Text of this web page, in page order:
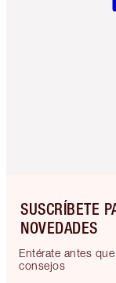
SUSCRÍBETE
NOVEDADES
Entérate antes
consejos